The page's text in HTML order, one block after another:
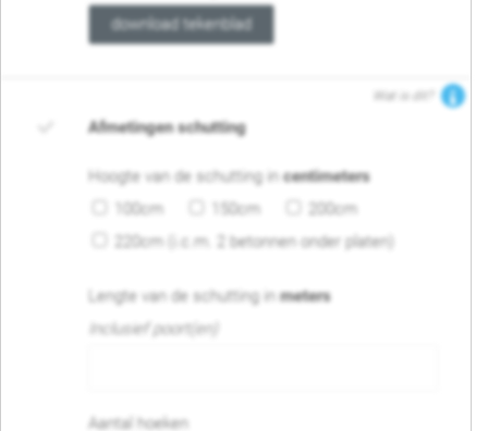
download tekenblad
Wat is dit?
Afmetingen schutting
Hoogte van de schutting incentimeters
100cm
150cm
200cm
220cm (i.c.m. 2 betonnen onder platen)
Lengte van de schutting inmeters
Inclusief poort(en)
Aantal hoeken